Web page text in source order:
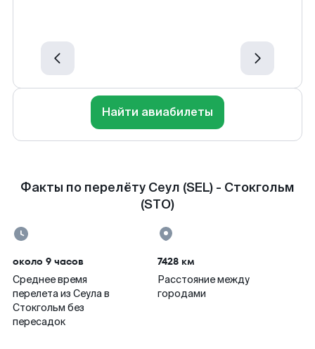
Найти авиабилеты
Факты по перелёту Сеул (SEL) - Стокгольм
(STO)
около 9 часов
Среднее время
перелета из Сеула в
Стокгольм без
пересадок
7428 км
Расстояние между
городами